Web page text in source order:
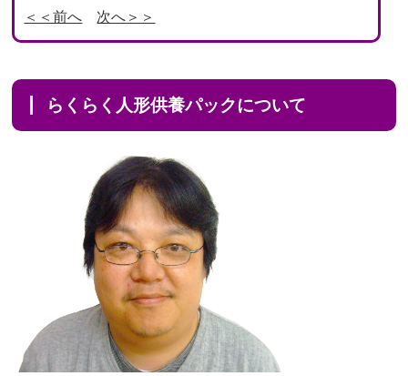
＜＜前へ 次へ＞＞
らくらく人形供養パックについて